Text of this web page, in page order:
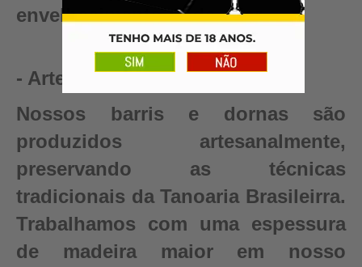
envelhecimento pode criar.
- Artesanal
Nossos barris e dornas são
produzidos artesanalmente,
preservando as técnicas
tradicionais da Tanoaria Brasileirra.
Trabalhamos com uma espessura
de madeira maior em nosso